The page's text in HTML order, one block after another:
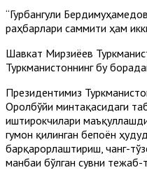
“Гурбангули
раҳбарлари саммити ҳам
Шавкат Мирзиёев
Туркманистоннинг бу
Президентимиз
Оролбўйи минтақасидаги
иштирокчилари
гумон қилинган бепоён
барқарорлаштириш, чанг-
манбаи бўлган сувни